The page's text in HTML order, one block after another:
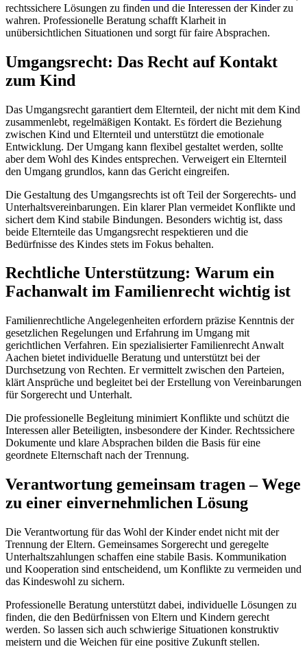
rechtssichere Lösungen zu finden und die Interessen der Kinder zu
wahren. Professionelle Beratung schafft Klarheit in
unübersichtlichen Situationen und sorgt für faire Absprachen.
Umgangsrecht: Das Recht auf Kontakt
zum Kind
Das Umgangsrecht garantiert dem Elternteil, der nicht mit dem Kind
zusammenlebt, regelmäßigen Kontakt. Es fördert die Beziehung
zwischen Kind und Elternteil und unterstützt die emotionale
Entwicklung. Der Umgang kann flexibel gestaltet werden, sollte
aber dem Wohl des Kindes entsprechen. Verweigert ein Elternteil
den Umgang grundlos, kann das Gericht eingreifen.
Die Gestaltung des Umgangsrechts ist oft Teil der Sorgerechts- und
Unterhaltsvereinbarungen. Ein klarer Plan vermeidet Konflikte und
sichert dem Kind stabile Bindungen. Besonders wichtig ist, dass
beide Elternteile das Umgangsrecht respektieren und die
Bedürfnisse des Kindes stets im Fokus behalten.
Rechtliche Unterstützung: Warum ein
Fachanwalt im Familienrecht wichtig ist
Familienrechtliche Angelegenheiten erfordern präzise Kenntnis der
gesetzlichen Regelungen und Erfahrung im Umgang mit
gerichtlichen Verfahren. Ein spezialisierter Familienrecht Anwalt
Aachen bietet individuelle Beratung und unterstützt bei der
Durchsetzung von Rechten. Er vermittelt zwischen den Parteien,
klärt Ansprüche und begleitet bei der Erstellung von Vereinbarungen
für Sorgerecht und Unterhalt.
Die professionelle Begleitung minimiert Konflikte und schützt die
Interessen aller Beteiligten, insbesondere der Kinder. Rechtssichere
Dokumente und klare Absprachen bilden die Basis für eine
geordnete Elternschaft nach der Trennung.
Verantwortung gemeinsam tragen – Wege
zu einer einvernehmlichen Lösung
Die Verantwortung für das Wohl der Kinder endet nicht mit der
Trennung der Eltern. Gemeinsames Sorgerecht und geregelte
Unterhaltszahlungen schaffen eine stabile Basis. Kommunikation
und Kooperation sind entscheidend, um Konflikte zu vermeiden und
das Kindeswohl zu sichern.
Professionelle Beratung unterstützt dabei, individuelle Lösungen zu
finden, die den Bedürfnissen von Eltern und Kindern gerecht
werden. So lassen sich auch schwierige Situationen konstruktiv
meistern und die Weichen für eine positive Zukunft stellen.